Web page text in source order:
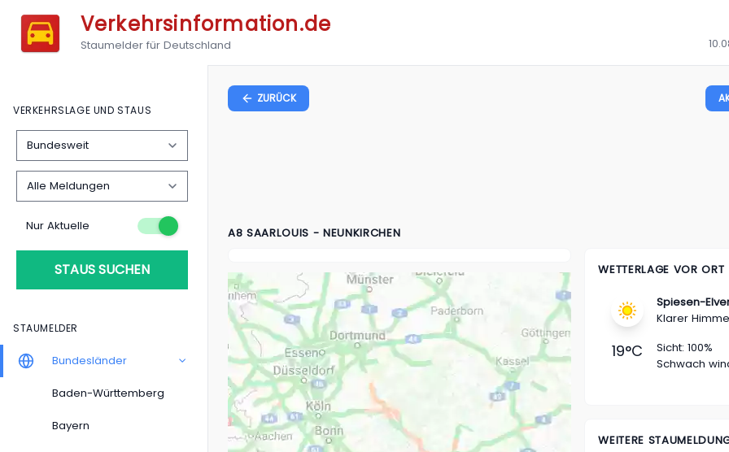
Verkehrsinformation.de
Staumelder für Deutschland
VERKEHRSLAGE UND STAUS
Nur Aktuelle
STAUS SUCHEN
STAUMELDER
Bundesländer
Baden-Württemberg
Bayern
ZURÜCK
A8 SAARLOUIS - NEUNKIRCHEN
WETTERLAGE VOR ORT
Spiesen-
Klarer
19°C Sicht:100%
Schwach
WEITERE